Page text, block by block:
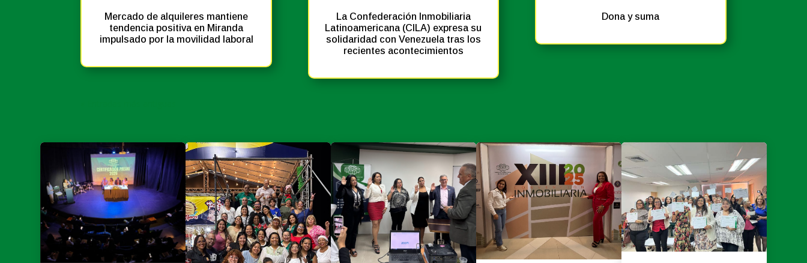
Mercado de alquileres mantiene
tendencia positiva en Miranda
impulsado por la movilidad laboral
La Confederación Inmobiliaria
Latinoamericana (CILA) expresa su
solidaridad con Venezuela tras los
recientes acontecimientos
Dona y suma